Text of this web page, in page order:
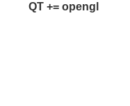
QT += opengl